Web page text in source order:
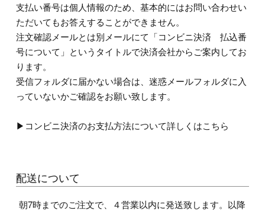
支払い番号は個人情報のため、基本的にはお問い合わせい
ただいてもお答えすることができません。
注文確認メールとは別メールにて「コンビニ決済 払込番
号について」というタイトルで決済会社からご案内してお
ります。
受信フォルダに届かない場合は、迷惑メールフォルダに入
っていないかご確認をお願い致します。
▶コンビニ決済のお支払方法について詳しくはこちら
配送について
朝7時までのご注文で、４営業以内に発送致します。以降